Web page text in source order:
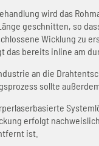
wird das
geschnitten, so
Wicklung zu
das bereits inline am
an die
sollte
erfolgt
ist.